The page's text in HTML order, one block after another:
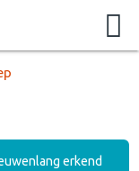
erkend